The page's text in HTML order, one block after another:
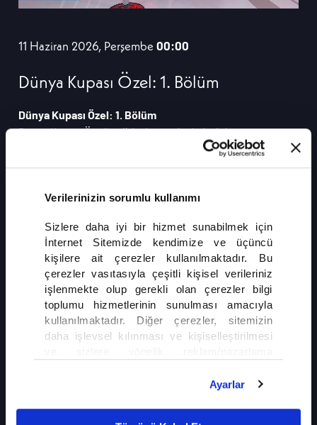
Verilerinizin sorumlu kullanımı
Sizlere daha iyi bir hizmet sunabilmek için
İnternet Sitemizde kendimize ve üçüncü
kişilere ait çerezler kullanılmaktadır. Bu
çerezler vasıtasıyla çeşitli kişisel verileriniz
işlenmekte olup gerekli olan çerezler bilgi
toplumu hizmetlerinin sunulması amacıyla
kullanılmaktadır. Diğer çerezler, sitemizin
daha işlevsel kılınması ve kişiselleştirilmesi
olarak açık rızanız dahilinde kullanılacaktır.
Ayarlar
11 Haziran 2026, Perşembe 00:00
Dünya Kupası Özel: 1. Bölüm
Dünya Kupası Özel: 1. Bölüm
Dünya Kupası Özel'in ilk bölümünde, futbol dünyasının
deneyimli isimlerinden Yılmaz Vural ile Dünya Kupası'nı
konuşuyoruz. Turnuvaya dair değerlendirmeler, unutulmaz
İLGİNİZİ ÇEKEBİLİR